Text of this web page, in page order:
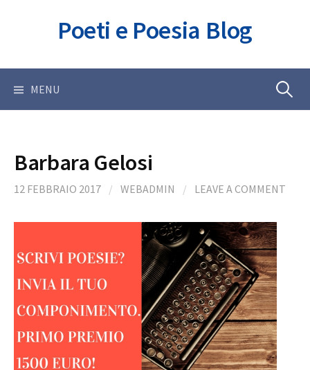
Poeti e Poesia Blog
MENU Ricerca
Barbara Gelosi
12 FEBBRAIO 2017 / WEBADMIN / LEAVE A COMMENT